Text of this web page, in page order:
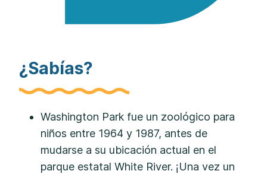
¿Sabías?
Washington Park fue un zoológico para
niños entre 1964 y 1987, antes de
mudarse a su ubicación actual en el
parque estatal White River. ¡Una vez un